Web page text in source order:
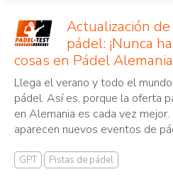
Actualización
pádel: ¡Nunca
cosas en Pádel
Llega el verano y todo el
pádel. Así es, porque la oferta
en Alemania es cada vez
aparecen nuevos eventos de
GPT Pistas de pádel